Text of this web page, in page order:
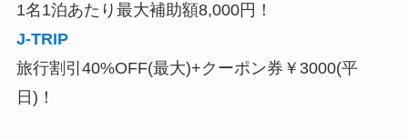
1名1泊あたり最大補助額8,000円！
J-TRIP
旅行割引40%OFF(最大)+クーポン券￥3000(平
日)！